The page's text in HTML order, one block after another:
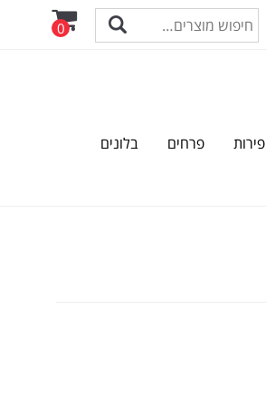
0
פירות פרחים בלונים